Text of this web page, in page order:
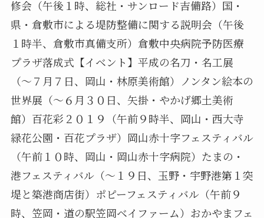
修会（午後１時、総社・サンロード吉備路）国・
県・倉敷市による堤防整備に関する説明会（午後
１時半、倉敷市真備支所）倉敷中央病院予防医療
プラザ落成式【イベント】平成の名刀・名工展
（～７月７日、岡山・林原美術館）ノンタン絵本の
世界展（～６月３０日、矢掛・やかげ郷土美術
館）百花彩２０１９（午前９時半、岡山・西大寺
緑花公園・百花プラザ）岡山赤十字フェスティバル
（午前１０時、岡山・岡山赤十字病院）たまの・
港フェスティバル（～１９日、玉野・宇野港第１突
堤と築港商店街）ポピーフェスティバル（午前９
時、笠岡・道の駅笠岡ベイファーム）おかやまフェ